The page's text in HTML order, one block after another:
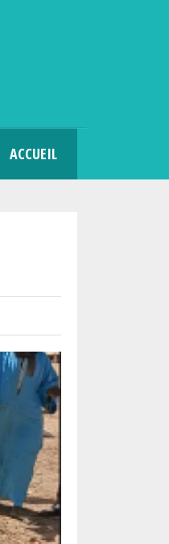
ACCUEIL